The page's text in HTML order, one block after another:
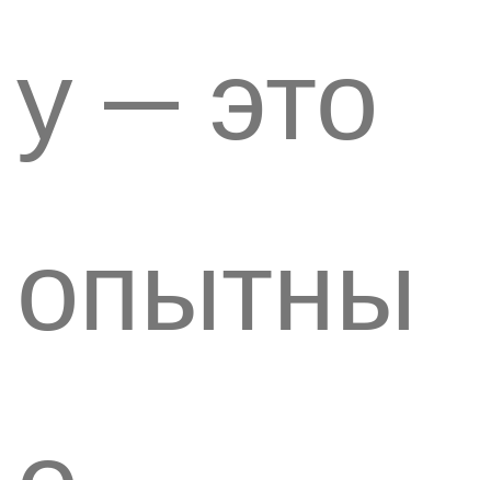
у — это
опытны